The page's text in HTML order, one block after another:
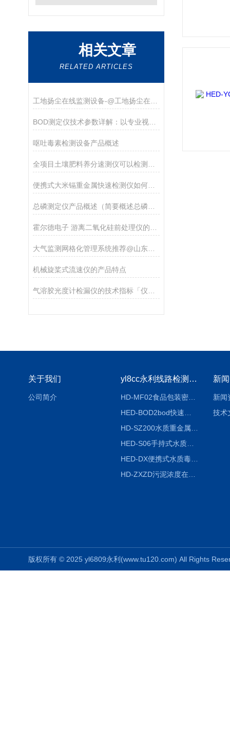
相关文章
RELATED ARTICLES
BOD测定仪技术参数详解：以专业视角洞察环境监测利器
呕吐毒素检测设备产品概述
便携式大米镉重金属快速检测仪如何选择
机械旋桨式流速仪的产品特点
关于我们
公司简介
yl8cc永利线路检测中心
HD-MF02食品包装密封性检测仪
HED-S06手持式水质检测仪
HED-DX便携式水质毒性快速检测仪
HD-ZXZD污泥浓度在线监测仪
新
新闻
技术
版权所有 © 2025 yl6809永利(www.tu120.com) All Rights